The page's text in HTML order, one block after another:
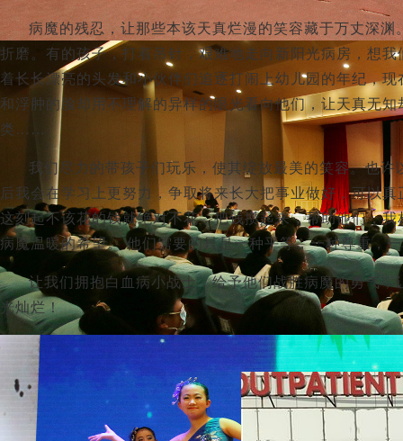
病魔的残忍，让那些本该天真烂漫的笑容藏于万丈深
折磨。有的孩子，打着吊针，艰难地走向新阳光病房，想
着长长漂亮的头发和小伙伴们追逐打闹上幼儿园的年纪，
和浮肿的脸却用不理解的异样的眼光看向他们，让天真无
类……
我们尽力的带孩子们玩乐，使其绽放最美的笑容。也
后我会在学习上更努力，争取将来长大把事业做好，可以
这刻起不该花的钱就绝对不花，把钱攒起来，帮助他们，
病魔温暖的希望。 他们需要的只是一种平等，一种尊重
让我们拥抱白血病小战士，给予他们战胜病魔的勇气
光灿烂！